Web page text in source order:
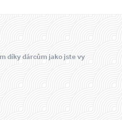
díky dárcům jako jste vy